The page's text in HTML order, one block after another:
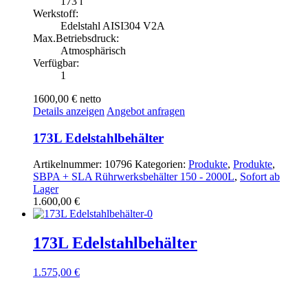
Einwandig(69)
Doppelmantel(50)
Isoliert
Nein (116)
Produkt Volumen
Produkt Volumen
Werkstoff:
Edelstahl AISI304 V2A
Max.Betriebsdruck:
Atmosphärisch
Verfügbar:
1
1600,00 € netto
Details anzeigen Angebot anfragen
173L Edelstahlbehälter
Artikelnummer: 10796 Kategorien: Produkte, Produkte,
SBPA + SLA Rührwerksbehälter 150 - 2000L, Sofort ab
Lager
1.600,00 €
173L Edelstahlbehälter
1.575,00 €